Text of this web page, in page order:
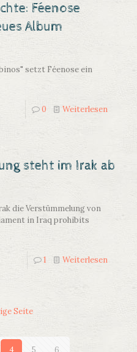
Féenose
Album
setzt Féenose ein
0 Weiterlesen
steht im Irak ab
die Verstümmelung von
in Iraq prohibits
1 Weiterlesen
Seite